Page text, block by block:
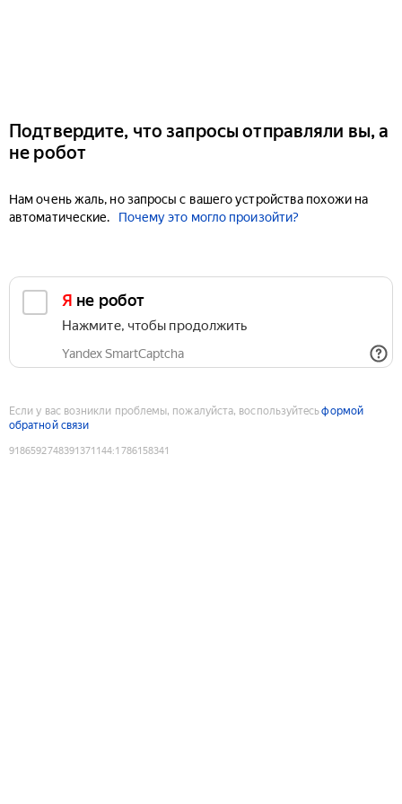
Подтвердите, что запросы отправляли вы, а
не робот
Нам очень жаль, но запросы с вашего устройства похожи на
автоматические.
Почему это могло произойти?
Я не робот
Нажмите, чтобы продолжить
Yandex SmartCaptcha
Если у вас возникли проблемы, пожалуйста, воспользуйтесьформой
обратной связи
9186592748391371144:1786158341